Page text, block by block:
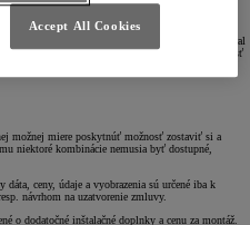
uvedené vrátane DPH 23%. Všetky dáta, údaje a
nie je ponukou, resp. návrhom na
s autorizovaným partnerom Toyota. Toyota Central
zmeniť akýkoľvek detail výbavy či cenu. Spoločnosť
III, oddiel: Sro, vložka č. 25719/B. IČO: 31
možnej miere poskytnúť možnosť zostaviť si a
niektoré kombinácie nemusia byť dostupné,
ceny, údaje a vyobrazenia sú určené iba k
návrhom na uzatvorenie zmluvy.
o dodatočné inštalačné doplnky a cenu za montáž.
Accept All Cookies